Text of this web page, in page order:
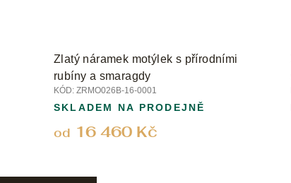
Zlatý náramek motýlek s přírodními
rubíny a smaragdy
KÓD: ZRMO026B-16-0001
od 16 460 Kč
SKLADEM NA PRODEJNĚ